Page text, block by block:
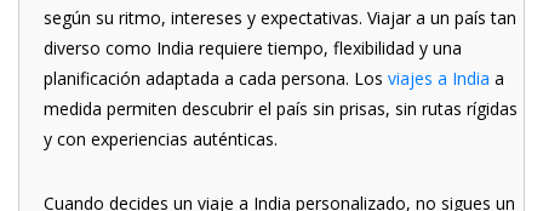
según su ritmo, intereses y expectativas. Viajar a un país tan
diverso como India requiere tiempo, flexibilidad y una
planificación adaptada a cada persona. Los viajes a India a
medida permiten descubrir el país sin prisas, sin rutas rígidas
y con experiencias auténticas.
Cuando decides un viaje a India personalizado, no sigues un